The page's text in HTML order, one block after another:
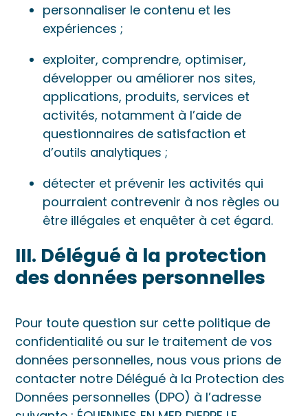
personnaliser le contenu et les
expériences ;
exploiter, comprendre, optimiser,
développer ou améliorer nos sites,
applications, produits, services et
activités, notamment à l’aide de
questionnaires de satisfaction et
d’outils analytiques ;
détecter et prévenir les activités qui
pourraient contrevenir à nos règles ou
être illégales et enquêter à cet égard.
III. Délégué à la protection
des données personnelles
Pour toute question sur cette politique de
confidentialité ou sur le traitement de vos
données personnelles, nous vous prions de
contacter notre Délégué à la Protection des
Données personnelles (DPO) à l’adresse